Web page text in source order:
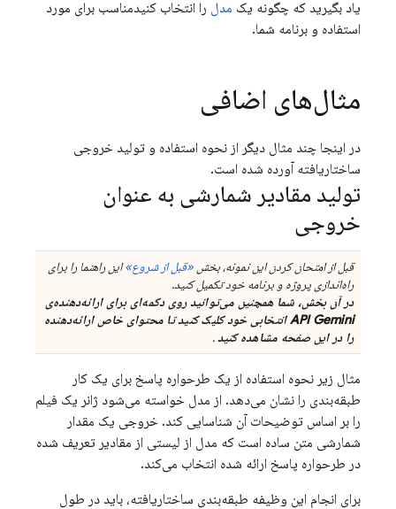
یاد بگیرید که چگونه یک مدل را انتخاب کنیدمناسب برای مورد
استفاده و برنامه شما.
مثال‌های اضافی
در اینجا چند مثال دیگر از نحوه استفاده و تولید خروجی
ساختاریافته آورده شده است.
تولید مقادیر شمارشی به عنوان
خروجی
قبل از امتحان کردن این نمونه، بخش «قبل از شروع»این راهنما را برای
راه‌اندازی پروژه و برنامه خود تکمیل کنید.
در آن بخش، شما همچنین می‌توانید روی دکمه‌ای برای ارائه‌دهنده‌ی
API Geminiانتخابی خود کلیک کنید تا محتوای خاص ارائه‌دهنده
را در این صفحه مشاهده کنید.
مثال زیر نحوه استفاده از یک طرحواره پاسخ برای یک کار
طبقه‌بندی را نشان می‌دهد. از مدل خواسته می‌شود ژانر یک فیلم
را بر اساس توضیحات آن شناسایی کند. خروجی یک مقدار
شمارشی متن ساده است که مدل از لیستی از مقادیر تعریف شده
در طرحواره پاسخ ارائه شده انتخاب می‌کند.
برای انجام این وظیفه طبقه‌بندی ساختاریافته، باید در طول